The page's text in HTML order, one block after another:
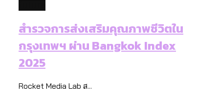
สำรวจการส่งเสริมคุณภาพชีวิตใน
กรุงเทพฯ ผ่าน Bangkok Index
2025
Rocket Media Lab ส...